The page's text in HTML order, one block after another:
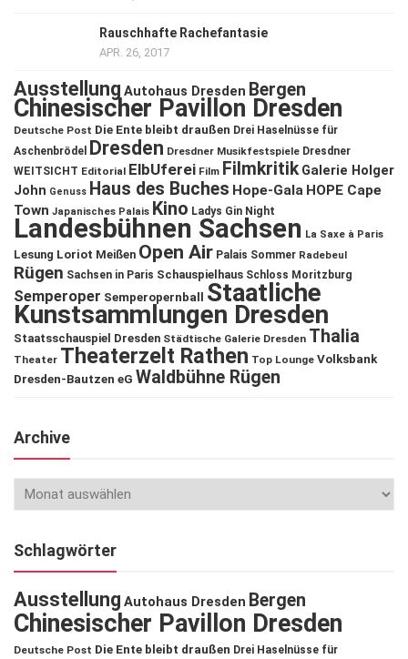
Rauschhafte Rachefantasie
APR. 26, 2017
Ausstellung Autohaus Dresden Bergen
Chinesischer Pavillon Dresden
Deutsche Post Die Ente bleibt draußen Drei Haselnüsse für
Aschenbrödel
Dresden Dresdner Musikfestspiele Dresdner
WEITSICHT Editorial ElbUferei Film Filmkritik Galerie Holger
John Genuss Haus des Buches Hope-Gala HOPE Cape
Town Japanisches Palais Kino Ladys Gin Night
Landesbühnen Sachsen La Saxe à Paris
Lesung Loriot Meißen Open Air Palais Sommer Radebeul
Rügen Sachsen in Paris Schauspielhaus Schloss Moritzburg
Semperoper Semperopernball Staatliche
Kunstsammlungen Dresden
Staatsschauspiel Dresden Städtische Galerie Dresden Thalia
Theater Theaterzelt Rathen Top Lounge Volksbank
Dresden-Bautzen eG Waldbühne Rügen
Archive
Schlagwörter
Ausstellung Autohaus Dresden Bergen
Chinesischer Pavillon Dresden
Deutsche Post Die Ente bleibt draußen Drei Haselnüsse für